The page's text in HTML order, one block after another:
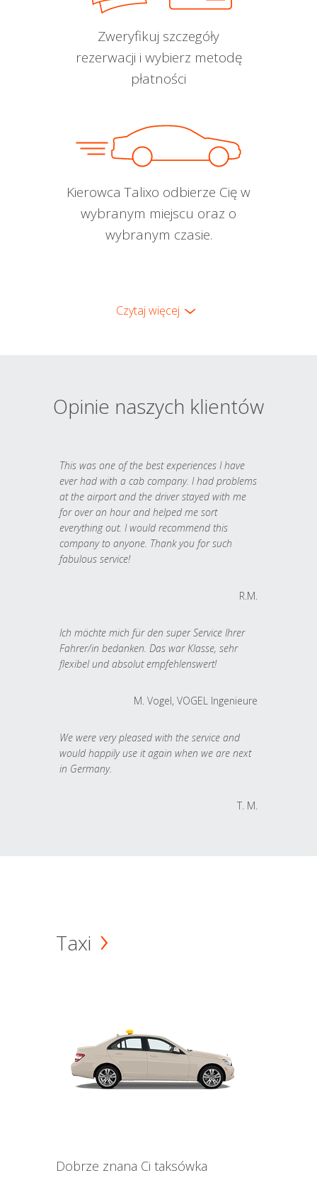
Zweryfikuj szczegóły
rezerwacji i wybierz metodę
płatności
Kierowca Talixo odbierze Cię w
wybranym miejscu oraz o
wybranym czasie.
Czytaj więcej
Opinie naszych klientów
This was one of the best experiences I have
ever had with a cab company. I had problems
at the airport and the driver stayed with me
for over an hour and helped me sort
everything out. I would recommend this
company to anyone. Thank you for such
fabulous service!
R.M.
Ich möchte mich für den super Service Ihrer
Fahrer/in bedanken. Das war Klasse, sehr
flexibel und absolut empfehlenswert!
M. Vogel, VOGEL Ingenieure
We were very pleased with the service and
would happily use it again when we are next
in Germany.
T. M.
Taxi
Dobrze znana Ci taksówka